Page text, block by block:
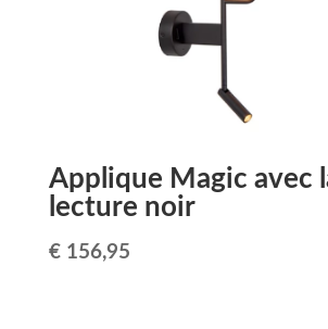
Applique Magic avec
lecture noir
Le
€156,95Le